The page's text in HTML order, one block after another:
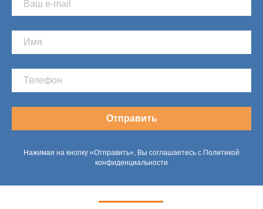
Отправить
Нажимая на кнопку «Отправить», Вы соглашаетесь с Политикой
конфиденциальности